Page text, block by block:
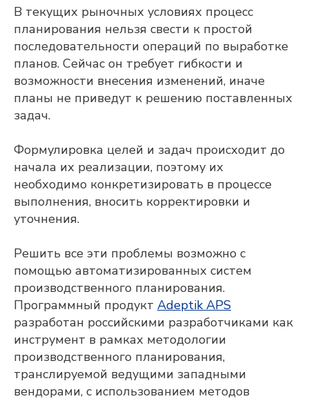
В текущих рыночных условиях процесс
планирования нельзя свести к простой
последовательности операций по выработке
планов. Сейчас он требует гибкости и
возможности внесения изменений, иначе
планы не приведут к решению поставленных
задач.
Формулировка целей и задач происходит до
начала их реализации, поэтому их
необходимо конкретизировать в процессе
выполнения, вносить корректировки и
уточнения.
Решить все эти проблемы возможно с
помощью автоматизированных систем
производственного планирования.
Программный продукт Adeptik APS
разработан российскими разработчиками как
инструмент в рамках методологии
производственного планирования,
транслируемой ведущими западными
вендорами, с использованием методов
Продукты
Система расширенного (синхронного)
MES: МТ.Производство
Система для оперативного управления
производством
Компания
О компании
Контакты
Вебинары
Импортозамещение
Партнеры